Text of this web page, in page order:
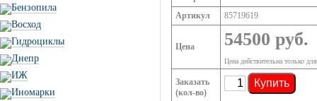
Бензопила
Восход
Гидроциклы
Днепр
ИЖ
Иномарки
Артикул 85719619
Цена 54500 руб.
Цена действительна только
Заказать
(кол-во)
Купить